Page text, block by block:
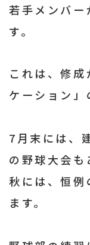
若手メンバー
す。
これは、修
ケーション」
7月末には、
の野球大会も
秋には、恒例
ます。